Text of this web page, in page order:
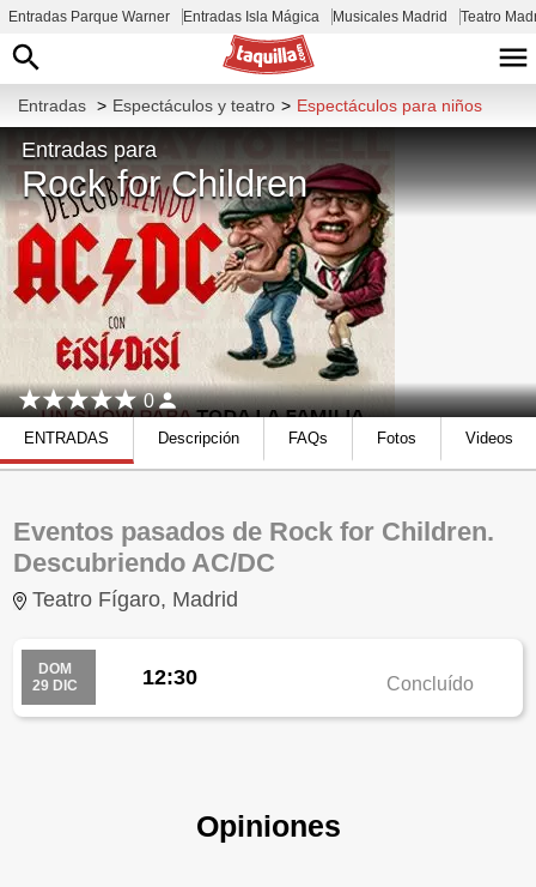
Entradas Parque Warner Entradas Isla Mágica Musicales Madrid Teatro
Entradas > Espectáculos y teatro > Espectáculos para niños
Entradas para
Rock for Children
0
ENTRADAS Descripción FAQs Fotos Videos
Eventos pasados de Rock for Children.
Descubriendo AC/DC
Teatro Fígaro, Madrid
DOM
29 DIC
12:30 Concluído
Opiniones